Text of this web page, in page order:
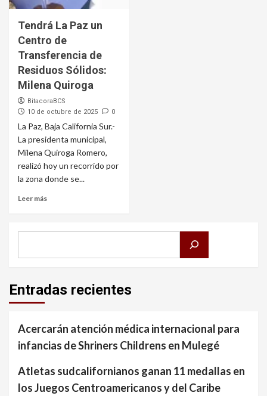
Tendrá La Paz un
Centro de
Transferencia de
Residuos Sólidos:
Milena Quiroga
BitacoraBCS
10 de octubre de 2025
0
La Paz, Baja California Sur.-
La presidenta municipal,
Milena Quiroga Romero,
realizó hoy un recorrido por
la zona donde se...
Leer más
Entradas recientes
Acercarán atención médica internacional para
infancias de Shriners Childrens en Mulegé
Atletas sudcalifornianos ganan 11 medallas en
los Juegos Centroamericanos y del Caribe